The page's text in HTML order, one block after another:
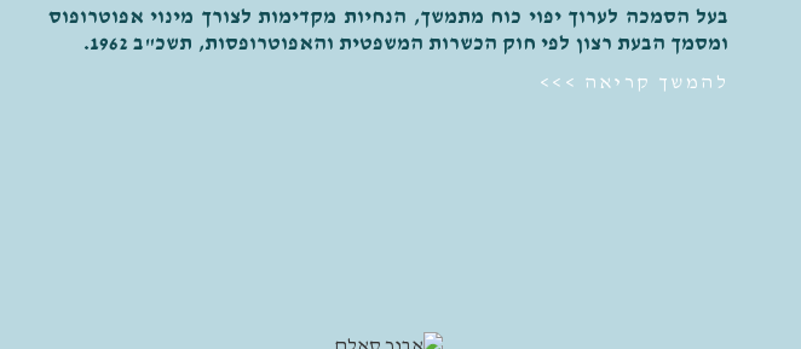
בעל הסמכה לערוך יפוי כוח מתמשך, הנחיות מקדימות לצורך מינוי אפוטרופוס
ומסמך הבעת רצון לפי חוק הכשרות המשפטית והאפוטרופסות, תשכ"ב 1962.
להמשך קריאה >>>